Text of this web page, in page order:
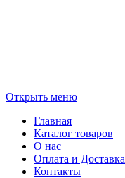
Открыть меню
Главная
Каталог товаров
О нас
Оплата и Доставка
Контакты